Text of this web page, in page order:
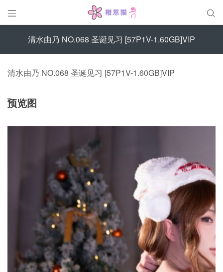
 
清水由乃 NO.068 圣诞见习 [57P1V-1.60GB]VIP
清水由乃 NO.068 圣诞见习 [57P1V-1.60GB]VIP
预览图